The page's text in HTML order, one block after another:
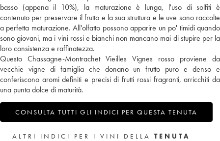
basso (appena il 10%), la maturazione è lunga, l'uso di solfiti è
contenuto per preservare il frutto e la sua struttura e le uve sono raccolte
a perfetta maturazione. All'olfatto possono apparire un po' timidi quando
sono giovani, ma i vini rossi e bianchi non mancano mai di stupire per la
loro consistenza e raffinatezza.
Questo Chassagne-Montrachet Vieilles Vignes rosso proviene da
vecchie vigne di famiglia che donano un frutto puro e denso e
conferiscono aromi definiti e precisi di frutti rossi fragranti, arricchiti da
una punta dolce di maturità.
CONSULTA TUTTI GLI INDICI PER QUESTA TENUTA
ALTRI INDICI PER I VINI DELLA TENUTA